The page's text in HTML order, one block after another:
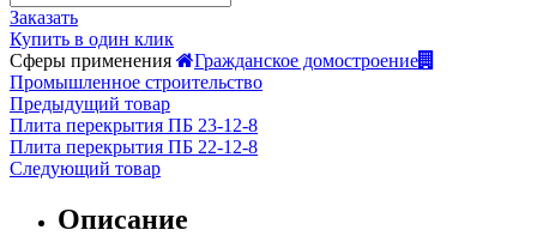
Заказать
Купить в один клик
Сферы применения
Гражданское домостроение
Промышленное строительство
Предыдущий товар
Плита перекрытия ПБ 23-12-8
Плита перекрытия ПБ 22-12-8
Следующий товар
Описание